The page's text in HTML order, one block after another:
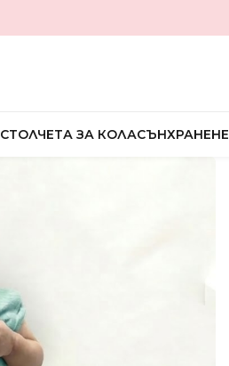
СТОЛЧЕТА ЗА КОЛАСЪНХРАНЕНЕ